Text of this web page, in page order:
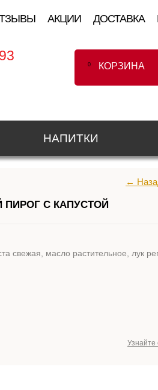
АКЦИИ ДОСТАВКА
КОРЗИНА
0
НАПИТКИ
←
С КАПУСТОЙ
свежая, масло растительное, лук
Узнайте